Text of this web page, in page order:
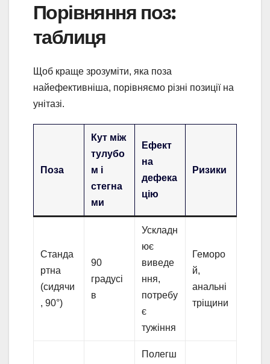
Порівняння поз:
таблиця
Щоб краще зрозуміти, яка поза
найефективніша, порівняємо різні позиції на
унітазі.
Поза
Кут між
тулубо
м і
стегна
ми
Ефект
на
дефека
цію
Ризики
Станда
ртна
(сидячи
, 90°)
90
градусі
в
Ускладн
ює
виведе
ння,
потребу
є
тужіння
Геморо
й,
анальні
тріщини
Полегш